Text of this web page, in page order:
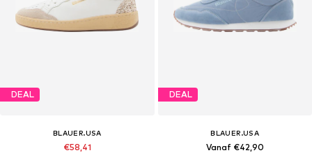
DEAL
BLAUER.USA
€58,41
DEAL
BLAUER.USA
Vanaf €42,90